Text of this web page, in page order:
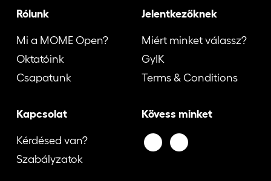
Rólunk
Mi a MOME Open?
Oktatóink
Csapatunk
Jelentkezőknek
Miért minket válassz?
GyIK
Terms & Conditions
Kapcsolat
Kérdésed van?
Szabályzatok
Kövess minket